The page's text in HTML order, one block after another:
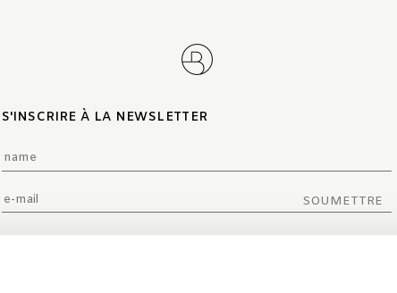
S'INSCRIRE À LA NEWSLETTER
SOUMETTRE